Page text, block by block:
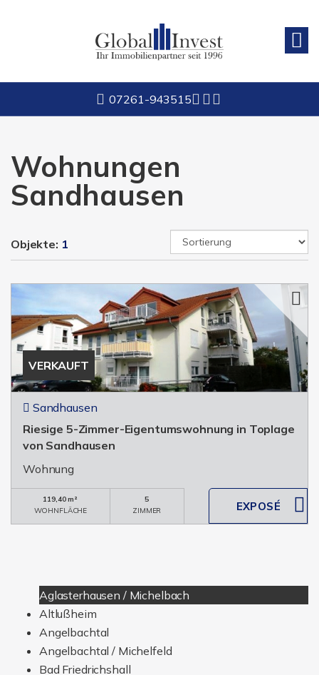
07261-943515
Wohnungen
Sandhausen
VERKAUFT
Riesige 5-Zimmer-Eigentumswohnung in Toplage
von Sandhausen
Wohnung
119,40 m²
WOHNFLÄCHE
5
ZIMMER
Aglasterhausen / Michelbach
Altlußheim
Angelbachtal
Bad Rappenau / Grombach
Bad Rappenau / Zimmerhof
Bad Schönborn
Billigheim
Billigheim / Waldmühlbach